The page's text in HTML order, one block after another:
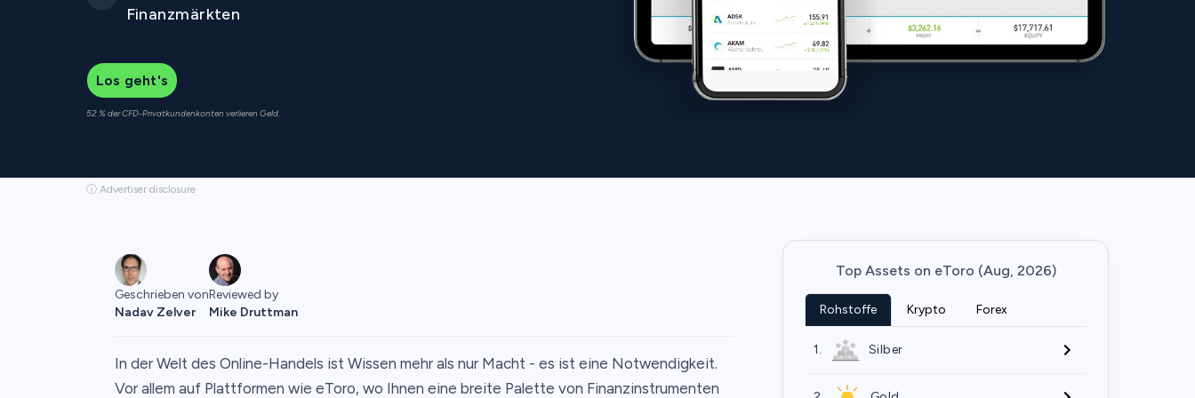
Finanzmärkten
Los geht's
52 % der CFD-Privatkundenkonten verlieren Geld.
ⓘ Advertiser disclosure
Geschrieben von
Nadav Zelver
Reviewed by
Mike Druttman
In der Welt des Online-Handels ist Wissen mehr als nur Macht - es ist eine Notwendigkeit.
Vor allem auf Plattformen wie eToro, wo Ihnen eine breite Palette von Finanzinstrumenten
Top Assets on eToro (Aug, 2026)
Rohstoffe Krypto Forex
1. Silber